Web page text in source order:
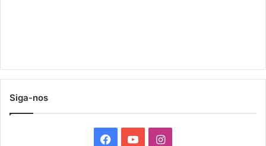
Siga-nos
I